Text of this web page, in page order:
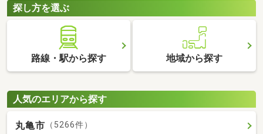
探し方を選ぶ
路線・駅から探す 地域から探す
人気のエリアから探す
丸亀市 （5266件）